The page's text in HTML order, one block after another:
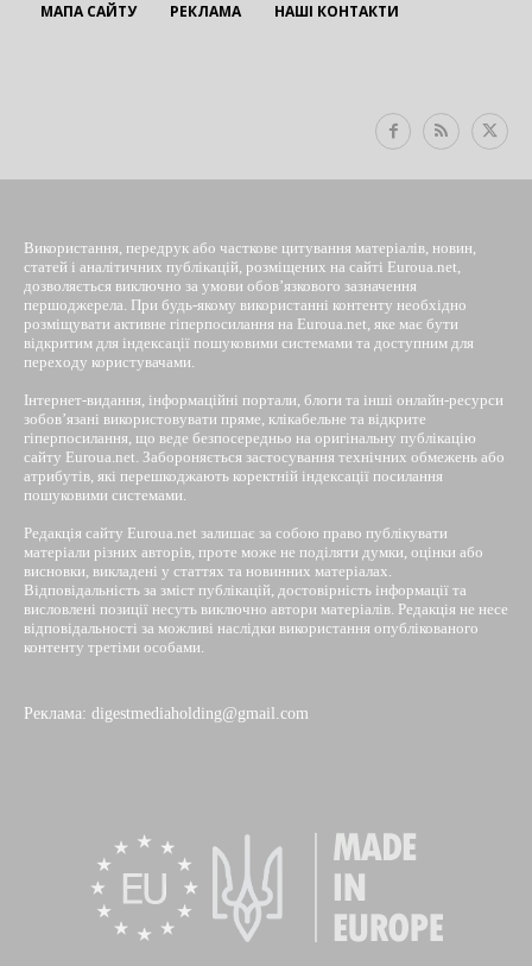
МАПА САЙТУ РЕКЛАМА НАШІ КОНТАКТИ
Використання, передрук або часткове цитування матеріалів, новин,
статей і аналітичних публікацій, розміщених на сайті Euroua.net,
дозволяється виключно за умови обов’язкового зазначення
першоджерела. При будь-якому використанні контенту необхідно
розміщувати активне гіперпосилання на Euroua.net, яке має бути
відкритим для індексації пошуковими системами та доступним для
переходу користувачами.
Інтернет-видання, інформаційні портали, блоги та інші онлайн-ресурси
зобов’язані використовувати пряме, клікабельне та відкрите
гіперпосилання, що веде безпосередньо на оригінальну публікацію
сайту Euroua.net. Забороняється застосування технічних обмежень або
атрибутів, які перешкоджають коректній індексації посилання
пошуковими системами.
Редакція сайту Euroua.net залишає за собою право публікувати
матеріали різних авторів, проте може не поділяти думки, оцінки або
висновки, викладені у статтях та новинних матеріалах.
Відповідальність за зміст публікацій, достовірність інформації та
висловлені позиції несуть виключно автори матеріалів. Редакція не несе
відповідальності за можливі наслідки використання опублікованого
контенту третіми особами.
Реклама: digestmediaholding@gmail.com